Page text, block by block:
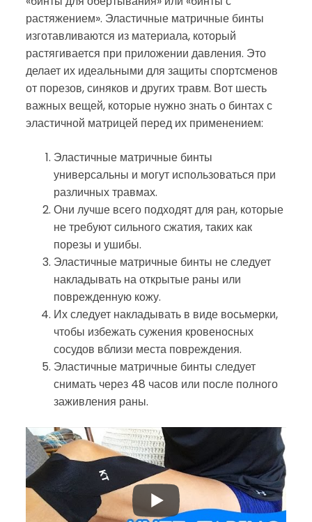
растяжением». Эластичные матричные бинты
изготавливаются из материала, который
растягивается при приложении давления. Это
делает их идеальными для защиты спортсменов
от порезов, синяков и других травм. Вот шесть
важных вещей, которые нужно знать о бинтах с
эластичной матрицей перед их применением:
Эластичные матричные бинты
универсальны и могут использоваться при
различных травмах.
Они лучше всего подходят для ран, которые
не требуют сильного сжатия, таких как
порезы и ушибы.
Эластичные матричные бинты не следует
накладывать на открытые раны или
поврежденную кожу.
Их следует накладывать в виде восьмерки,
чтобы избежать сужения кровеносных
сосудов вблизи места повреждения.
Эластичные матричные бинты следует
снимать через 48 часов или после полного
заживления раны.